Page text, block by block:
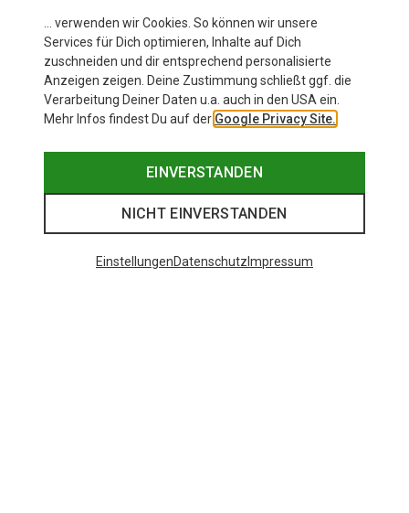
… verwenden wir Cookies. So können wir unsere
Services für Dich optimieren, Inhalte auf Dich
zuschneiden und dir entsprechend personalisierte
Anzeigen zeigen. Deine Zustimmung schließt ggf. die
Verarbeitung Deiner Daten u.a. auch in den USA ein.
Mehr Infos findest Du auf der Google Privacy Site.
EINVERSTANDEN
NICHT EINVERSTANDEN
EinstellungenDatenschutz Impressum